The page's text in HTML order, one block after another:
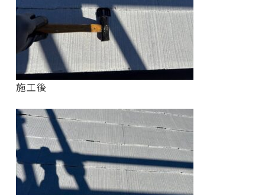
施工後